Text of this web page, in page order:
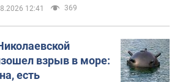
12:41 369
взрыв в море:
есть